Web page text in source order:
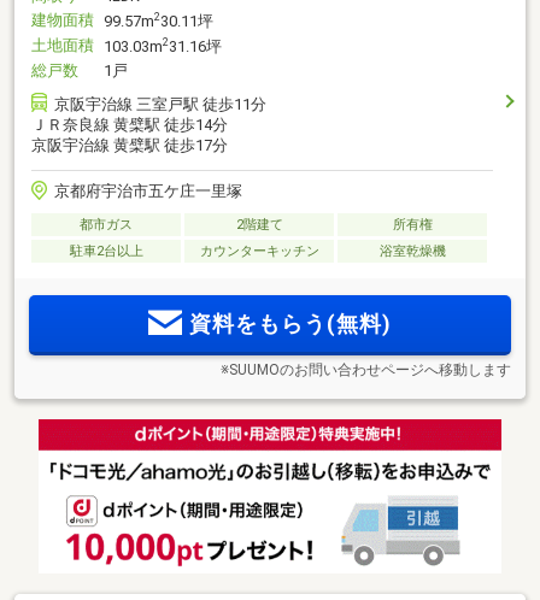
建物面積 99.57m2 30.11坪
土地面積 103.03m2 31.16坪
総戸数
1戸
京阪宇治線 三室戸駅 徒歩11分
ＪＲ奈良線 黄檗駅 徒歩14分
京阪宇治線 黄檗駅 徒歩17分
京都府宇治市五ケ庄一里塚
都市ガス 2階建て
所有権
駐車2台以上
カウンターキッチン 浴室乾燥機
資料をもらう(無料)
※SUUMOのお問い合わせページへ移動します